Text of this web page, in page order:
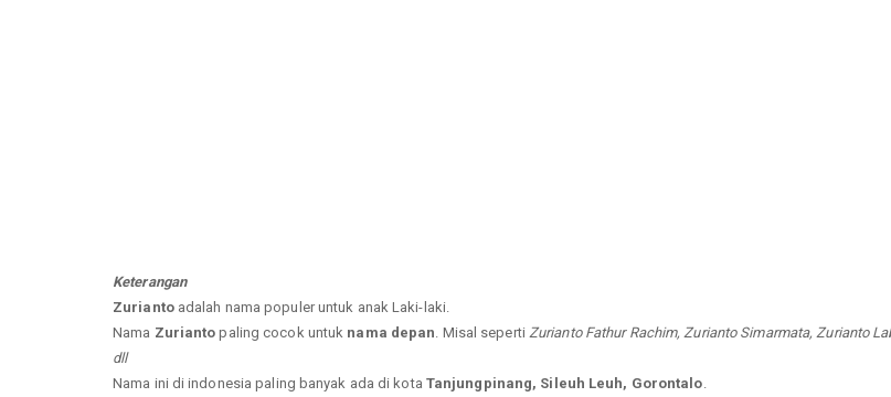
Keterangan
Zuriantoadalah nama populer untuk anak Laki-laki.
Nama Zurianto paling cocok untuk nama depan . Misal seperti Zurianto Fathur Rachim, Zurianto Simarmata, Zurianto
dll
Nama ini di indonesia paling banyak ada di kota Tanjungpinang, Sileuh Leuh, Gorontalo